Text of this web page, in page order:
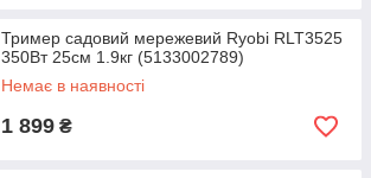
Тример садовий мережевий Ryobi RLT3525
350Вт 25см 1.9кг (5133002789)
Немає в наявності
1 899 ₴